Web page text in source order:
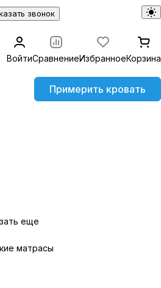
звонок
ВойтиСравнениеИзбранноеКорзина
Примерить кровать
еще
матрасы